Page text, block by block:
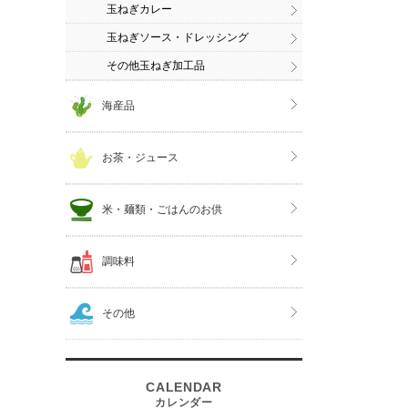
玉ねぎカレー
玉ねぎソース・ドレッシング
その他玉ねぎ加工品
海産品
お茶・ジュース
米・麺類・ごはんのお供
調味料
その他